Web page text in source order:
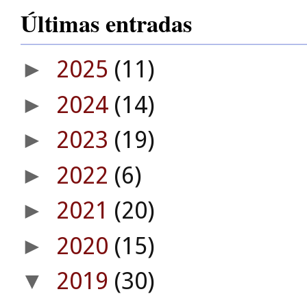
Últimas entradas
► 2025 (11)
► 2024 (14)
► 2023 (19)
► 2022 (6)
► 2021 (20)
► 2020 (15)
▼ 2019 (30)